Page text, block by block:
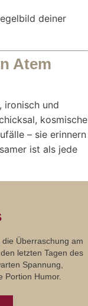
deiner
Atem
ironisch und
kosmische
– sie erinnern
ist als jede
Überraschung am
letzten Tagen des
Spannung,
Portion Humor.